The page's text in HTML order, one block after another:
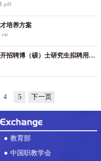
.pdf
培养方案
招聘博（硕）士研究生拟聘用对
4 5 下一页
教育部
中国职教学会